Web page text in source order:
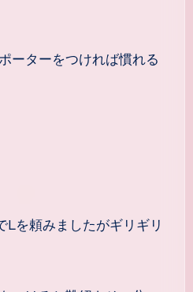
ーターをつければ慣れる
Lを頼みましたがギリギリ